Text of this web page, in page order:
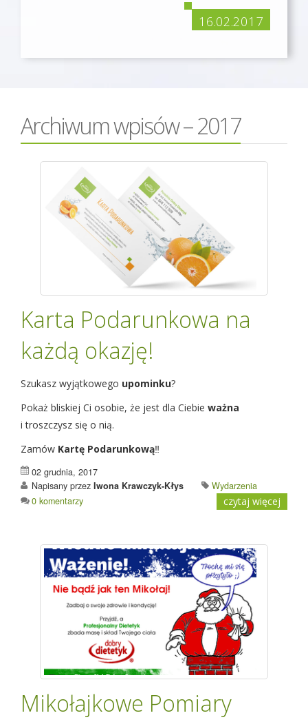
16.02.2017
Archiwum wpisów – 2017
Karta Podarunkowa na
każdą okazję!
Szukasz wyjątkowego upominku?
Pokaż bliskiej Ci osobie, że jest dla Ciebie ważna
i troszczysz się o nią.
Zamów Kartę Podarunkową‼
02 grudnia, 2017
Napisany przez Iwona Krawczyk-Kłys
Wydarzenia
0 komentarzy
czytaj więcej
Mikołajkowe Pomiary